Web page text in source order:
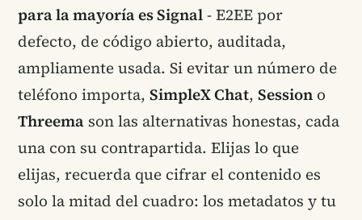
para la mayoría es Signal- E2EE por
defecto, de código abierto, auditada,
ampliamente usada. Si evitar un número de
teléfono importa, SimpleX Chat, Session o
Threema son las alternativas honestas, cada
una con su contrapartida. Elijas lo que
elijas, recuerda que cifrar el contenido es
solo la mitad del cuadro: los metadatos y tu